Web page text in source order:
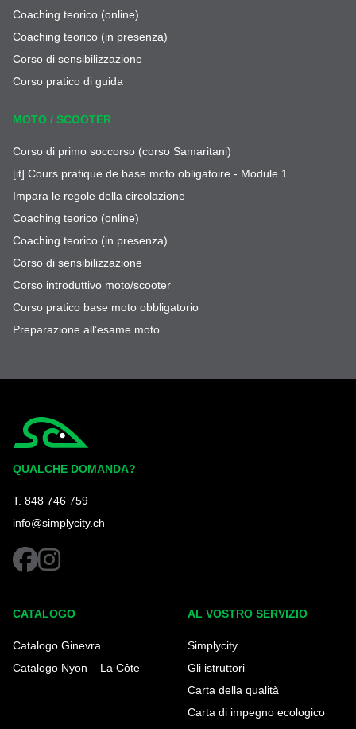
Coaching teorico (online)
Coaching teorico (in presenza)
Corso di sensibilizzazione
Corso pratico di guida
MOTO / SCOOTER
Corso di primo soccorso (corso Samaritani)
[it] Cours pratique de base moto obligatoire - Module 1
Impara le regole della circolazione
Coaching teorico (online)
Coaching teorico (in presenza)
Corso di sensibilizzazione
Corso introduttivo moto/scooter
Corso pratico base moto obbligatorio
Preparazione all’esame moto
QUALCHE DOMANDA?
T. 848 746 759
info@simplycity.ch
facebookinstagram
CATALOGO
Catalogo Ginevra
Catalogo Nyon – La Côte
AL VOSTRO SERVIZIO
Simplycity
Gli istruttori
Carta della qualità
Carta di impegno ecologico